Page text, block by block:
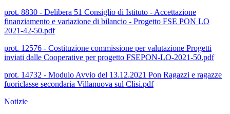
prot. 8830 - Delibera 51 Consiglio di Istituto - Accettazione
finanziamento e variazione di bilancio - Progetto FSE PON LO
2021-42-50.pdf
prot. 12576 - Costituzione commissione per valutazione Progetti
inviati dalle Cooperative per progetto FSEPON-LO-2021-50.pdf
prot. 14732 - Modulo Avvio del 13.12.2021 Pon Ragazzi e ragazze
fuoriclasse secondaria Villanuova sul Clisi.pdf
Notizie